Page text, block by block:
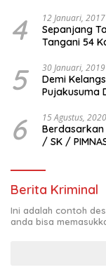
4 12 Januari, 2017
Sepanjang
Tangani 54
5 30 Januari, 2019
Demi
Pujakusuma
6 15 Agustus, 2020
Berdasarkan Skep
/ SK /
Berita Kriminal
Ini adalah contoh
anda bisa